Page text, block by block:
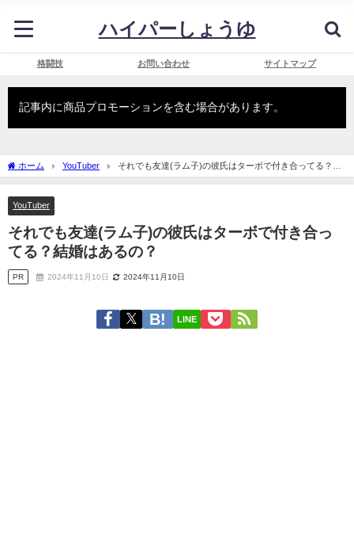
ハイパーしょうゆ
格闘技 お問い合わせ サイトマップ
記事内に商品プロモーションを含む場合があります。
ホーム YouTuber
それでも友達(ラム子)の彼氏はターボで付き合ってる？結
婚はあるの？
YouTuber
それでも友達(ラム子)の彼氏はターボで付き合っ
てる？結婚はあるの？
PR 2024年11月10日 2024年11月10日
LINE